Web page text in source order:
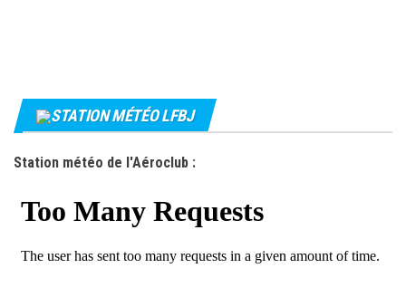
STATION MÉTÉO LFBJ
Station météo de l'Aéroclub :